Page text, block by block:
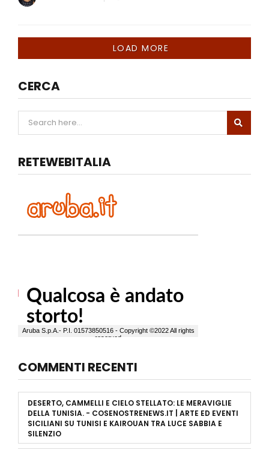
LOAD MORE
CERCA
RETEWEBITALIA
COMMENTI RECENTI
DESERTO, CAMMELLI E CIELO STELLATO: LE MERAVIGLIE
DELLA TUNISIA. - COSENOSTRENEWS.IT | ARTE ED EVENTI
SICILIANI SU TUNISI E KAIROUAN TRA LUCE SABBIA E
SILENZIO